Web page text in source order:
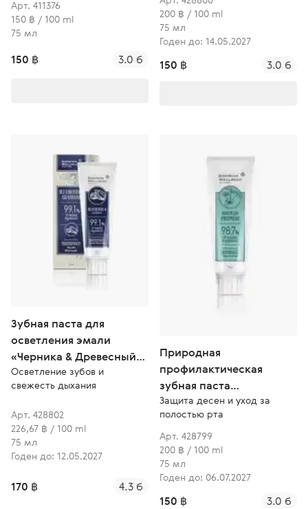
Арт. 411376
150 ฿ / 100 ml
75 мл
150 ฿ 3.0 б
200 ฿ / 100 ml
75 мл
Годен до: 14.05.2027
150 ฿ 3.0 б
Зубная паста для
осветления эмали
«Черника & Древесный
уголь»
Осветление зубов и
свежесть дыхания
Арт. 428802
226,67 ฿ / 100 ml
75 мл
Годен до: 12.05.2027
170 ฿ 4.3 б
Природная
профилактическая
зубная паста
«Сибирский прополис»
Защита десен и уход за
полостью рта
Арт. 428799
200 ฿ / 100 ml
75 мл
Годен до: 06.07.2027
150 ฿ 3.0 б